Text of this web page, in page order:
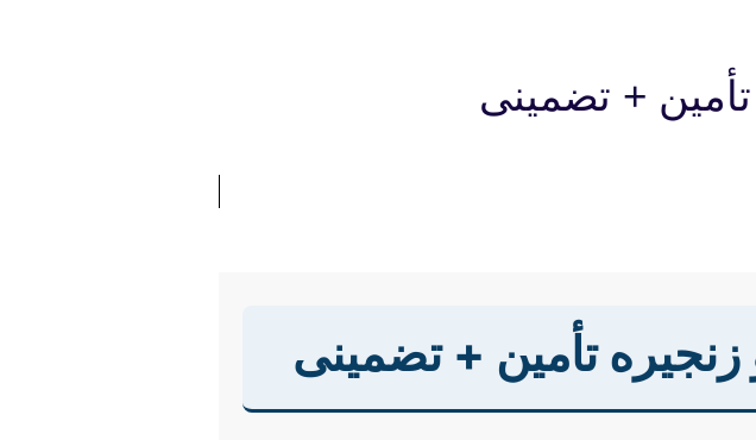
+ تضمینی
تأمین + تضمینی